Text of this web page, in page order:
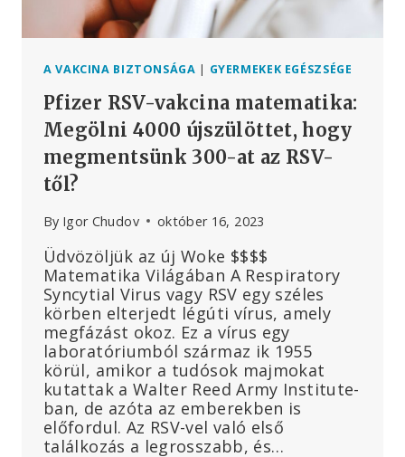
A VAKCINA BIZTONSÁGA | GYERMEKEK EGÉSZSÉGE
Pfizer RSV-vakcina matematika:
Megölni 4000 újszülöttet, hogy
megmentsünk 300-at az RSV-
től?
By Igor Chudov október 16, 2023
Üdvözöljük az új Woke $$$$
Matematika Világában A Respiratory
Syncytial Virus vagy RSV egy széles
körben elterjedt légúti vírus, amely
megfázást okoz. Ez a vírus egy
laboratóriumból származ ik 1955
körül, amikor a tudósok majmokat
kutattak a Walter Reed Army Institute-
ban, de azóta az emberekben is
előfordul. Az RSV-vel való első
találkozás a legrosszabb, és…